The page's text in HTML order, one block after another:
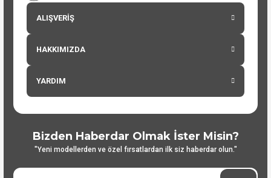
ALIŞVERİŞ
HAKKIMIZDA
YARDIM
Bizden Haberdar Olmak İster Misin?
"Yeni modellerden ve özel fırsatlardan ilk siz haberdar olun."